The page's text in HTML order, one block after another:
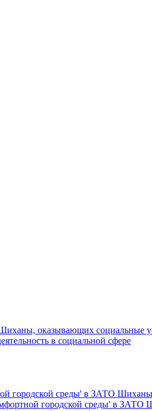
оказывающих социальные
в социальной сфере
городской среды' в ЗАТО Шиханы
городской среды' в ЗАТО